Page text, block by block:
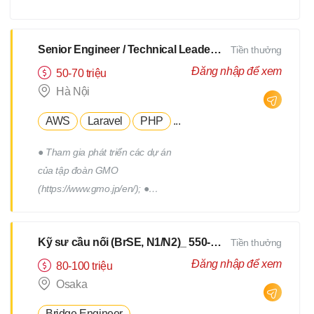
xây dựng thương hiệu tuyển
triển, quản lý đội ngũ Hr
Freelance của Devwork
Senior Engineer / Technical Leader - N2 Tiếng Nhật - Lương upto $3000
50-70 triệu
Hà Nội
AWS Laravel PHP ...
● Tham gia phát triển các dự án
của tập đoàn GMO
(https://www.gmo.jp/en/); ●
cùng với đội phát triển thuộc
phòng R&D của tập đoàn; ●
Phối hợp với các thành viên
Tiền thưởng
Đăng nhập để xem
Kỹ sư cầu nối (BrSE, N1/N2)_ 550-750Man
80-100 triệu
Osaka
Tiền thưởng
Đăng nhập để xem